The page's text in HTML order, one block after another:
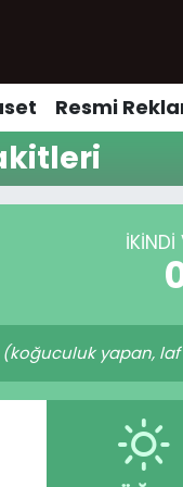
Resmi
İKINDI
yapan,